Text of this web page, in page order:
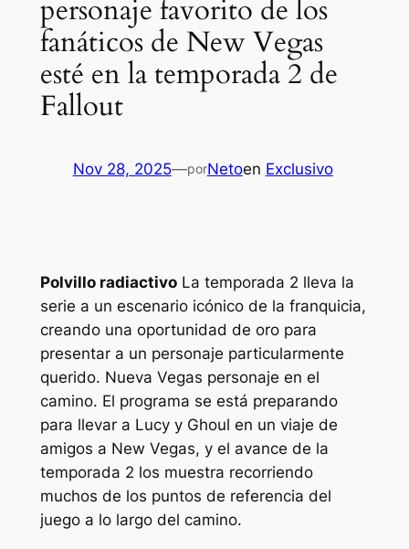
personaje favorito de los
fanáticos de New Vegas
esté en la temporada 2 de
Fallout
Nov 28, 2025—porNetoen Exclusivo
Polvillo radiactivoLa temporada 2 lleva la
serie a un escenario icónico de la franquicia,
creando una oportunidad de oro para
presentar a un personaje particularmente
querido. Nueva Vegas personaje en el
camino. El programa se está preparando
para llevar a Lucy y Ghoul en un viaje de
amigos a New Vegas, y el avance de la
temporada 2 los muestra recorriendo
muchos de los puntos de referencia del
juego a lo largo del camino.